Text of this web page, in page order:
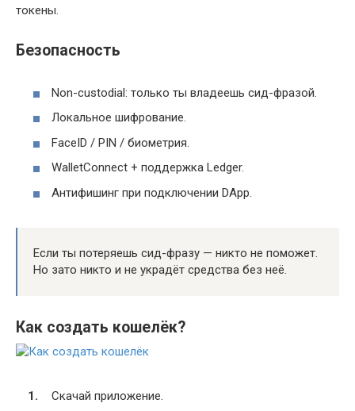
токены.
Безопасность
Non-custodial: только ты владеешь сид-фразой.
Локальное шифрование.
FaceID / PIN / биометрия.
WalletConnect + поддержка Ledger.
Антифишинг при подключении DApp.
Если ты потеряешь сид-фразу — никто не поможет.
Но зато никто и не украдёт средства без неё.
Как создать кошелёк?
Скачай приложение.